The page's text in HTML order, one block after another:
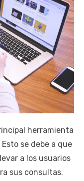
herramienta
se debe a que
a los usuarios
sus consultas.